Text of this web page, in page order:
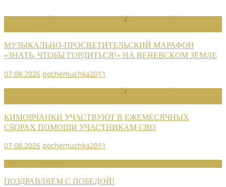
/
МУЗЫКАЛЬНО-ПРОСВЕТИТЕЛЬСКИЙ МАРАФОН
«ЗНАТЬ, ЧТОБЫ ГОРДИТЬСЯ!» НА ВЕНЕВСКОМ ЗЕМЛЕ
07.08.2026 pochemuchka2011
/
КИМОВЧАНКИ УЧАСТВУЮТ В ЕЖЕМЕСЯЧНЫХ
СБОРАХ ПОМОЩИ УЧАСТНИКАМ СВО
07.08.2026 pochemuchka2011
ПОЗДРАВЛЯЕМ С ПОБЕДОЙ!